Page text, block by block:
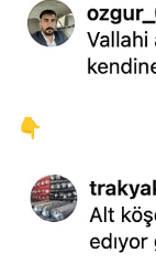
👇